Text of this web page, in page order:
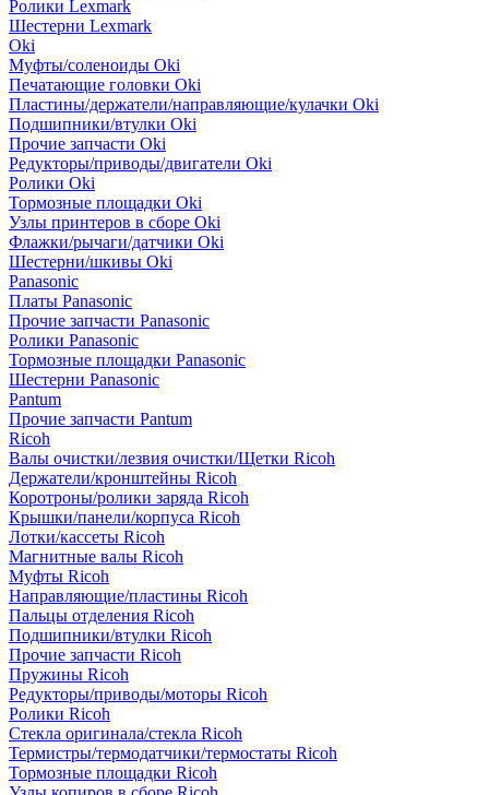
Ролики Lexmark
Шестерни Lexmark
Oki
Муфты/соленоиды Oki
Печатающие головки Oki
Пластины/держатели/направляющие/кулачки Oki
Подшипники/втулки Oki
Прочие запчасти Oki
Редукторы/приводы/двигатели Oki
Ролики Oki
Тормозные площадки Oki
Узлы принтеров в сборе Oki
Флажки/рычаги/датчики Oki
Шестерни/шкивы Oki
Panasonic
Платы Panasonic
Прочие запчасти Panasonic
Ролики Panasonic
Тормозные площадки Panasonic
Шестерни Panasonic
Pantum
Прочие запчасти Pantum
Ricoh
Валы очистки/лезвия очистки/Щетки Ricoh
Держатели/кронштейны Ricoh
Коротроны/ролики заряда Ricoh
Крышки/панели/корпуса Ricoh
Лотки/кассеты Ricoh
Магнитные валы Ricoh
Муфты Ricoh
Направляющие/пластины Ricoh
Пальцы отделения Ricoh
Подшипники/втулки Ricoh
Прочие запчасти Ricoh
Пружины Ricoh
Редукторы/приводы/моторы Ricoh
Ролики Ricoh
Стекла оригинала/стекла Ricoh
Термистры/термодатчики/термостаты Ricoh
Тормозные площадки Ricoh